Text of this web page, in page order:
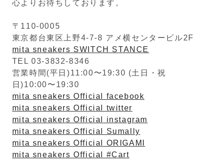
心よりお待ちしております。
〒110-0005
東京都台東区上野4-7-8 アメ横センタービル2F
mita sneakers SWITCH STANCE
TEL 03-3832-8346
営業時間(平日)11:00〜19:30 (土日・祝
日)10:00〜19:30
mita sneakers Official facebook
mita sneakers Official twitter
mita sneakers Official instagram
mita sneakers Official Sumally
mita sneakers Official ORIGAMI
mita sneakers Official #Cart